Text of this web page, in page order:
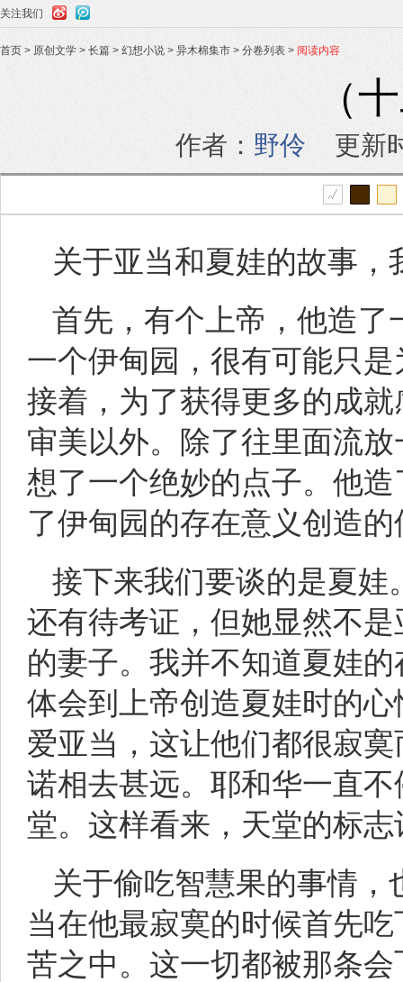
关注我们
首页 > 原创文学 > 长篇 > 幻想小说 > 异木棉集市 > 分卷列表 > 阅读内容
（
作者： 野伶 更新
关于亚当和夏娃的故事，
首先，有个上帝，他造了
一个伊甸园，很有可能只
接着，为了获得更多的成
审美以外。除了往里面流
想了一个绝妙的点子。他
了伊甸园的存在意义创造的
接下来我们要谈的是夏娃
还有待考证，但她显然不
的妻子。我并不知道夏娃
体会到上帝创造夏娃时的
爱亚当，这让他们都很寂
诺相去甚远。耶和华一直
堂。这样看来，天堂的标
关于偷吃智慧果的事情
当在他最寂寞的时候首先
苦之中。这一切都被那条